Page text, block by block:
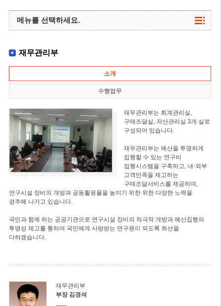
메뉴를 선택하세요.
재무관리부
소개
수행업무
재무관리부는 회계관리실,
구매조달실, 자산관리실 3개 실로
구성되어 있습니다.
재무관리부는 예산을 투명하게
집행할 수 있는 연구비
집행시스템을 구축하고, 내·외부
고객만족을 제고하는
구매조달서비스를 제공하며,
연구시설 장비의 개방과 공동활용율을 높이기 위한 위한 다양한 노력을
경주해 나가고 있습니다.
국민과 함께 하는 공공기관으로 연구시설 장비의 적극적 개방과 예산집행의
투명성 제고를 통하여 국민에게 사랑받는 연구원이 되도록 최선을
다하겠습니다.
재무관리부
부장 김경석